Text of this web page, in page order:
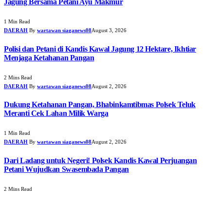
Jagung Bersama Petani Ayu Makmur
1 Min Read
DAERAH By wartawan siaganews08August 3, 2026
Polisi dan Petani di Kandis Kawal Jagung 12 Hektare, Ikhtiar
Menjaga Ketahanan Pangan
2 Mins Read
DAERAH By wartawan siaganews08August 2, 2026
Dukung Ketahanan Pangan, Bhabinkamtibmas Polsek Teluk
Meranti Cek Lahan Milik Warga
1 Min Read
DAERAH By wartawan siaganews08August 2, 2026
Dari Ladang untuk Negeri! Polsek Kandis Kawal Perjuangan
Petani Wujudkan Swasembada Pangan
2 Mins Read